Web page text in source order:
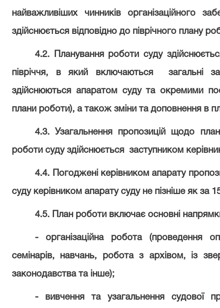
найважливіших чинників організаційного
здійснюється відповідно до піврічного плану
4.2. Планування роботи суду
півріччя, в який включаються загальні
здійснюються апаратом суду та окремими
плани роботи), а також зміни та доповнення в
4.3. Узагальнення пропозицій щодо
роботи суду здійснюється заступником
4.4. Погоджені керівником апарату
суду керівником апарату суду не пізніше як за
4.5. План роботи включає основні
- організаційна робота (проведення
семінарів, навчань, робота з архівом, із
законодавства та інше);
- вивчення та узагальнення судової